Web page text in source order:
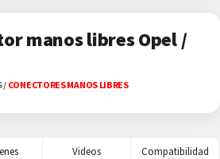
manos libres Opel /
/ CONECTORES MANOS LIBRES
Videos Compatibilidad